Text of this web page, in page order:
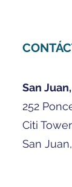
San
252
Citi
San